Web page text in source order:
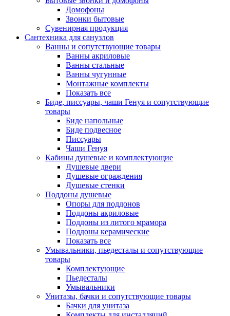
Домофоны
Звонки бытовые
Сувенирная продукция
Сантехника для санузлов
Ванны и сопутствующие товары
Ванны акриловые
Ванны стальные
Ванны чугунные
Монтажные комплекты
Показать все
Биде, писсуары, чаши Генуя и сопутствующие
товары
Биде напольные
Биде подвесное
Писсуары
Чаши Генуя
Кабины душевые и комплектующие
Душевые двери
Душевые ограждения
Душевые стенки
Поддоны душевые
Опоры для поддонов
Поддоны акриловые
Поддоны из литого мрамора
Поддоны керамические
Показать все
Умывальники, пьедесталы и сопутствующие
товары
Комплектующие
Пьедесталы
Умывальники
Унитазы, бачки и сопутствующие товары
Бачки для унитаза